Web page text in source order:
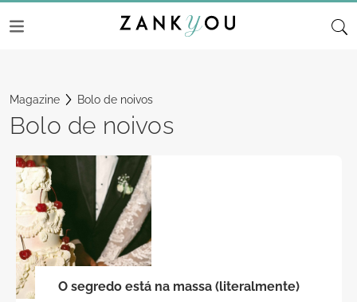
Magazine Bolo de noivos
Bolo de noivos
O segredo está na massa (literalmente)